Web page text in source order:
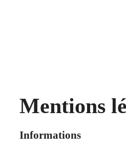
Mentions
Informations